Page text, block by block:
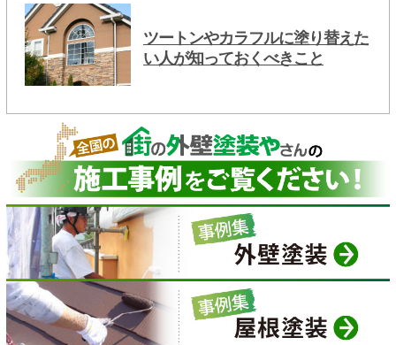
ツートンやカラフルに塗り替えた
い人が知っておくべきこと